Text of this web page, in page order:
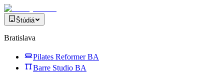
Štúdiá
Bratislava
Pilates Reformer BA
Barre Studio BA